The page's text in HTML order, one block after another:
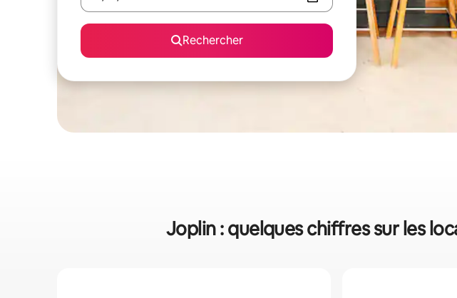
Rechercher
Joplin : quelques chiffres sur les